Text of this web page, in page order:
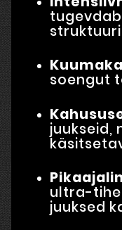
soengut
juukseid,
ultra-
juuksed